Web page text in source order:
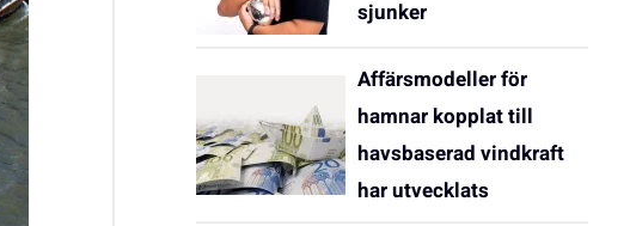
sjunker
Affärsmodeller för
hamnar kopplat till
havsbaserad vindkraft
har utvecklats